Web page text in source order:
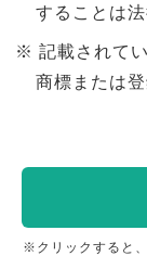
することは
記載されて
商標または登
※クリックすると